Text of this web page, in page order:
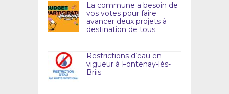
La commune a besoin de
vos votes pour faire
avancer deux projets à
destination de tous
Restrictions d’eau en
vigueur à Fontenay-lès-
Briis